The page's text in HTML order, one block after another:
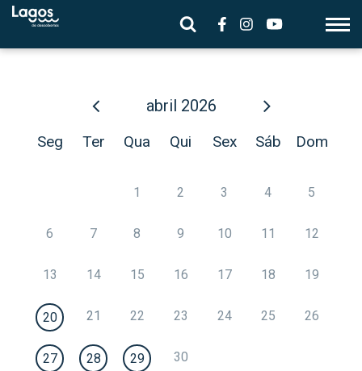
abril 2026
Seg Ter Qua Qui Sex Sáb Dom
1 2 3 4 5
6 7 8 9 10 11 12
13 14 15 16 17 18 19
20 21 22 23 24 25 26
27 28 29 30